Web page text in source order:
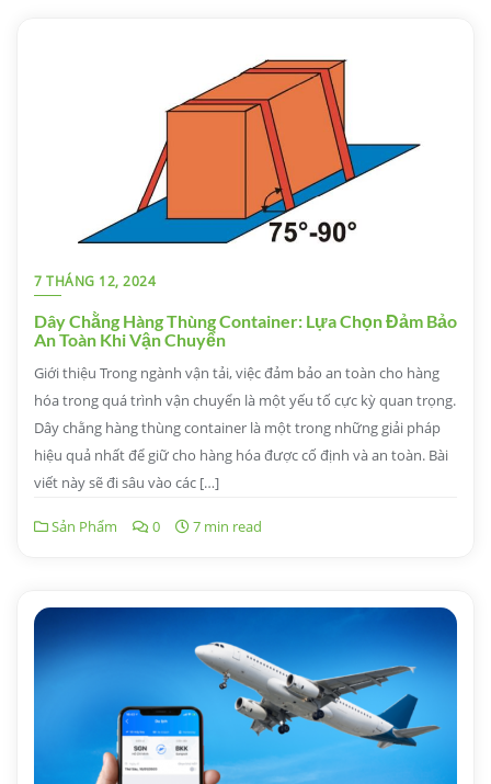
7 THÁNG 12, 2024
Dây Chằng Hàng Thùng Container: Lựa Chọn Đảm Bảo
An Toàn Khi Vận Chuyển
Giới thiệu Trong ngành vận tải, việc đảm bảo an toàn cho hàng
hóa trong quá trình vận chuyển là một yếu tố cực kỳ quan trọng.
Dây chằng hàng thùng container là một trong những giải pháp
hiệu quả nhất để giữ cho hàng hóa được cố định và an toàn. Bài
viết này sẽ đi sâu vào các […]
Sản Phẩm 0 7 min read